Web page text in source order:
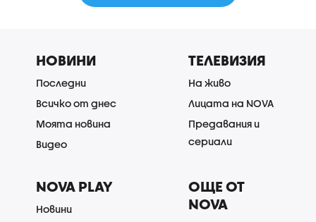
НОВИНИ
Последни
Всичко от днес
Моята новина
Видео
ТЕЛЕВИЗИЯ
На живо
Лицата на NOVA
Предавания и
сериали
NOVA PLAY
Новини
ОЩЕ ОТ
NOVA